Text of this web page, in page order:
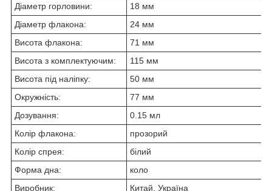
Діаметр горловини:
18 мм
Діаметр флакона:
24 мм
Висота флакона:
71 мм
Висота з комплектуючим:
115 мм
Висота під наліпку:
50 мм
Окружність:
77 мм
Дозування:
0.15 мл
Колір флакона:
прозорий
Колір спрея:
білий
Форма дна:
коло
Виробник:
Китай, Україна